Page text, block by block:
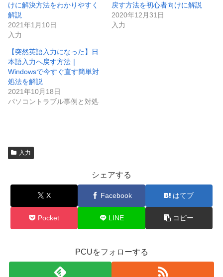
けに解決方法をわかりやすく
解説
2021年1月10日
入力
戻す方法を初心者向けに解説
2020年12月31日
入力
【突然英語入力になった】日
本語入力へ戻す方法｜
Windowsで今すぐ直す簡単対
処法を解説
2021年10月18日
パソコントラブル事例と対処
入力
シェアする
X Facebook はてブ
Pocket LINE コピー
PCUをフォローする